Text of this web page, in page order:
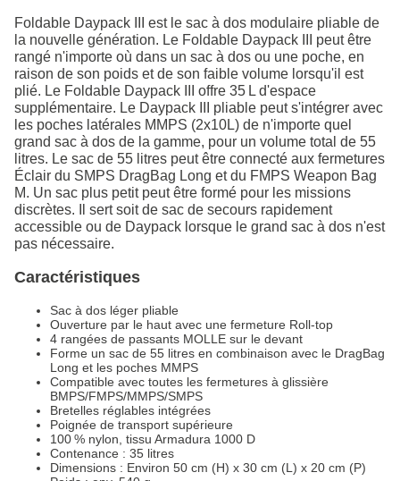
Foldable Daypack III est le sac à dos modulaire pliable de
la nouvelle génération. Le Foldable Daypack III peut être
rangé n'importe où dans un sac à dos ou une poche, en
raison de son poids et de son faible volume lorsqu'il est
plié. Le Foldable Daypack III offre 35 L d'espace
supplémentaire. Le Daypack III pliable peut s'intégrer avec
les poches latérales MMPS (2x10L) de n'importe quel
grand sac à dos de la gamme, pour un volume total de 55
litres. Le sac de 55 litres peut être connecté aux fermetures
Éclair du SMPS DragBag Long et du FMPS Weapon Bag
M. Un sac plus petit peut être formé pour les missions
discrètes. Il sert soit de sac de secours rapidement
accessible ou de Daypack lorsque le grand sac à dos n'est
pas nécessaire.
Caractéristiques
Sac à dos léger pliable
Ouverture par le haut avec une fermeture Roll-top
4 rangées de passants MOLLE sur le devant
Forme un sac de 55 litres en combinaison avec le DragBag
Long et les poches MMPS
Compatible avec toutes les fermetures à glissière
BMPS/FMPS/MMPS/SMPS
Bretelles réglables intégrées
Poignée de transport supérieure
100 % nylon, tissu Armadura 1000 D
Contenance : 35 litres
Dimensions : Environ 50 cm (H) x 30 cm (L) x 20 cm (P)